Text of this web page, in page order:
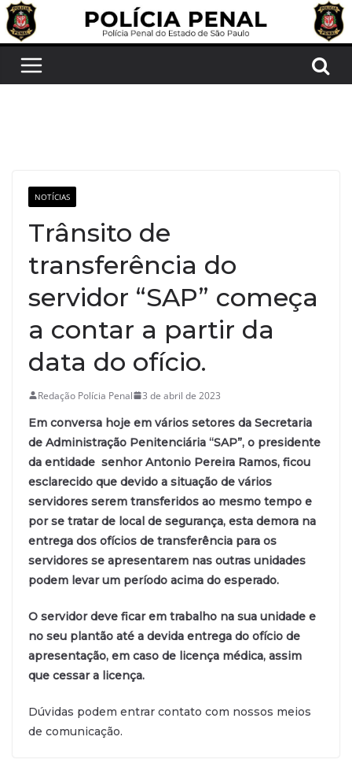
Pular
para
conteúdo
NOTÍCIAS
Trânsito de
transferência do
servidor “SAP” começa
a contar a partir da
data do ofício.
Redação Polícia Penal 3 de abril de 2023
Em conversa hoje em vários setores da Secretaria
de Administração Penitenciária “SAP”, o presidente
da entidade senhor Antonio Pereira Ramos, ficou
esclarecido que devido a situação de vários
servidores serem transferidos ao mesmo tempo e
por se tratar de local de segurança, esta demora na
entrega dos ofícios de transferência para os
servidores se apresentarem nas outras unidades
podem levar um período acima do esperado.
O servidor deve ficar em trabalho na sua unidade e
no seu plantão até a devida entrega do ofício de
apresentação, em caso de licença médica, assim
que cessar a licença.
Dúvidas podem entrar contato com nossos meios
de comunicação.